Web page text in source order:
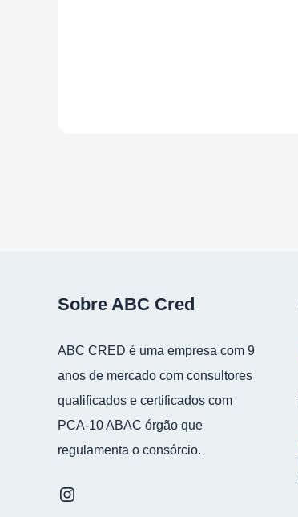
Sobre ABC Cred
ABC CRED é uma empresa com 9
anos de mercado com consultores
qualificados e certificados com
PCA-10 ABAC órgão que
regulamenta o consórcio.